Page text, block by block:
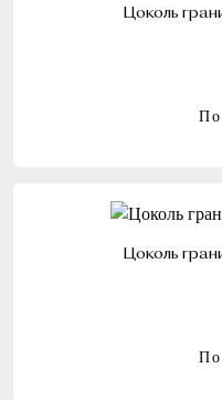
Цоколь
По
Цоколь
По